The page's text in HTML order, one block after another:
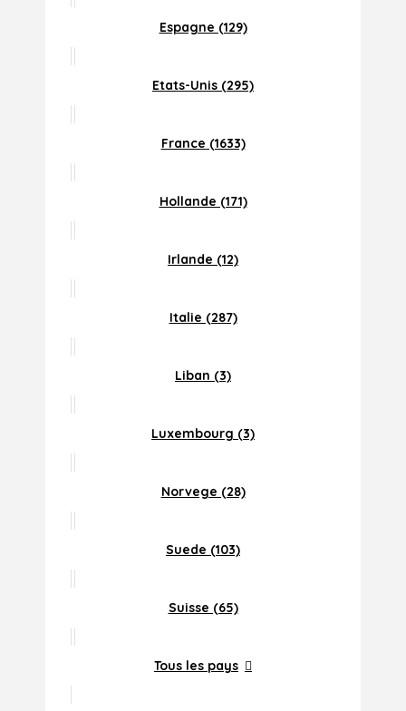
Espagne (129)
Etats-Unis (295)
France (1633)
Hollande (171)
Irlande (12)
Italie (287)
Liban (3)
Luxembourg (3)
Norvege (28)
Suede (103)
Suisse (65)
Tous les pays